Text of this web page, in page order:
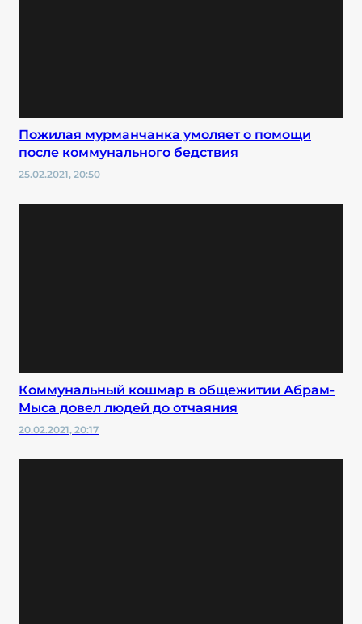
Пожилая мурманчанка умоляет о помощи
после коммунального бедствия
25.02.2021, 20:50
Коммунальный кошмар в общежитии Абрам-
Мыса довел людей до отчаяния
20.02.2021, 20:17